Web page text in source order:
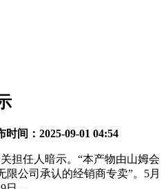
时间： 2025-09-01 04:54
任人暗示。“本产物由山姆会
限公司承认的经销商专卖”。5月